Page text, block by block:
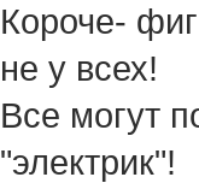
Короче-
не у всех!
Все могут
"электрик"!